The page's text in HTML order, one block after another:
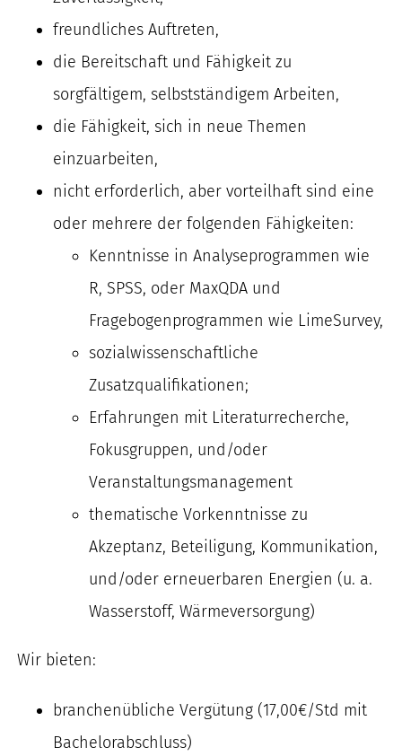
freundliches Auftreten,
die Bereitschaft und Fähigkeit zu
sorgfältigem, selbstständigem Arbeiten,
die Fähigkeit, sich in neue Themen
einzuarbeiten,
nicht erforderlich, aber vorteilhaft sind eine
oder mehrere der folgenden Fähigkeiten:
Kenntnisse in Analyseprogrammen wie
R, SPSS, oder MaxQDA und
Fragebogenprogrammen wie LimeSurvey,
sozialwissenschaftliche
Zusatzqualifikationen;
Erfahrungen mit Literaturrecherche,
Fokusgruppen, und/oder
Veranstaltungsmanagement
thematische Vorkenntnisse zu
Akzeptanz, Beteiligung, Kommunikation,
und/oder erneuerbaren Energien (u. a.
Wasserstoff, Wärmeversorgung)
Wir bieten:
branchenübliche Vergütung (17,00€/Std mit
Bachelorabschluss)